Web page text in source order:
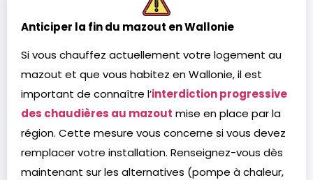
Anticiper la fin du mazout en Wallonie
Si vous chauffez actuellement votre logement au
mazout et que vous habitez en Wallonie, il est
important de connaître l’interdiction progressive
des chaudières au mazout mise en place par la
région. Cette mesure vous concerne si vous devez
remplacer votre installation. Renseignez-vous dès
maintenant sur les alternatives (pompe à chaleur,